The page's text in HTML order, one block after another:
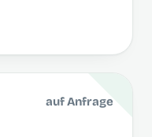
auf Anfrage